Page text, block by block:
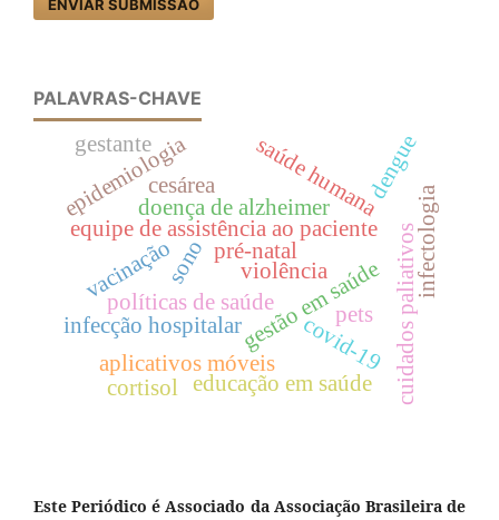
ENVIAR SUBMISSÃO
PALAVRAS-CHAVE
equipe de assistência ao paciente cuidados paliativos
políticas de saúdegestão em saúde
vacinação
covid-19
infecção hospitalar
infectologia
sono
doença de alzheimer
saúde humana
aplicativos móveis
educação em saúde
pré-natal
violência
epidemiologia dengue
cortisol
pets
cesárea
gestante
Este Periódico é Associado da Associação Brasileira de